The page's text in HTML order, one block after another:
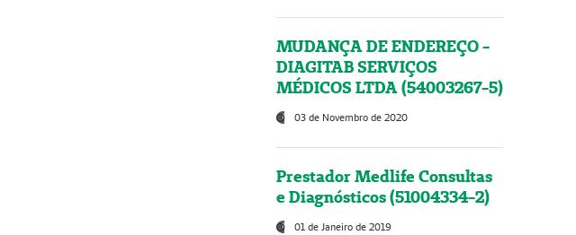
MUDANÇA DE ENDEREÇO -
DIAGITAB SERVIÇOS
MÉDICOS LTDA (54003267-5)
03 de Novembro de 2020
Prestador Medlife Consultas
e Diagnósticos (51004334-2)
01 de Janeiro de 2019